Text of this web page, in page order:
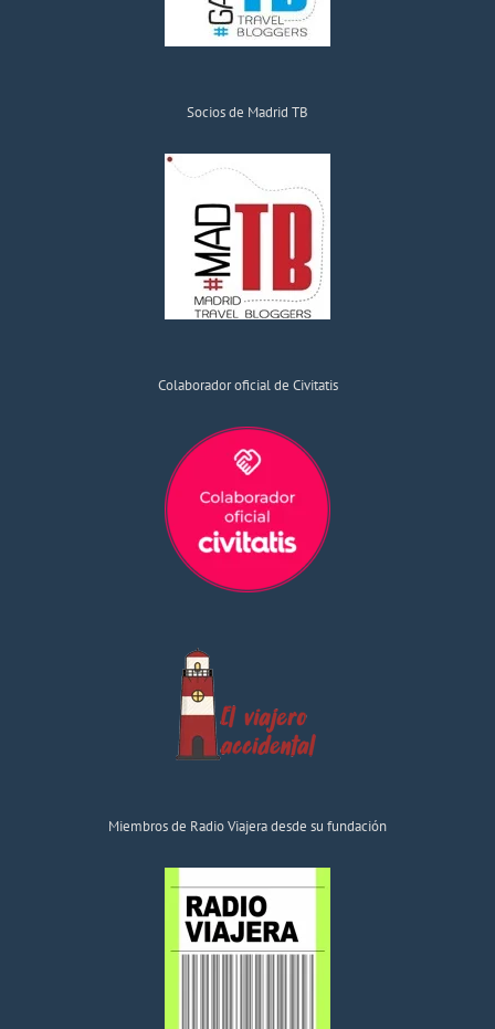
Socios de Madrid TB
Colaborador oficial de Civitatis
Miembros de Radio Viajera desde su fundación